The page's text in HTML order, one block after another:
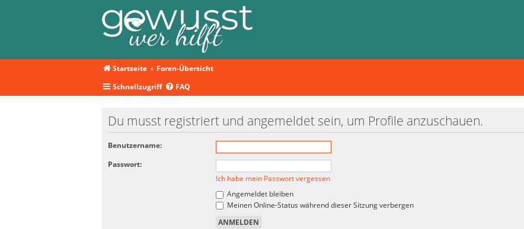
Startseite
Foren-Übersicht
Schnellzugriff
FAQ
Du musst registriert und angemeldet sein, um Profile anzuschauen.
Benutzername:
Passwort:
Ich habe mein Passwort vergessen
Angemeldet bleiben
Meinen Online-Status während dieser Sitzung verbergen